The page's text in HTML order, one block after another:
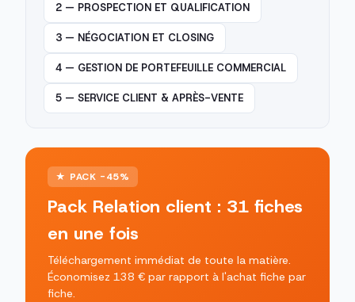
2 — PROSPECTION ET QUALIFICATION
3 — NÉGOCIATION ET CLOSING
4 — GESTION DE PORTEFEUILLE COMMERCIAL
5 — SERVICE CLIENT & APRÈS-VENTE
★ PACK -45%
Pack Relation client : 31 fiches
en une fois
Téléchargement immédiat de toute la matière.
Économisez 138 € par rapport à l'achat fiche par
fiche.